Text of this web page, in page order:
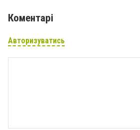
Коментарі
Авторизуватись